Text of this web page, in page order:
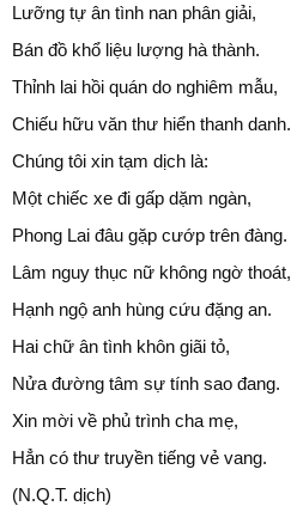
Lưỡng tự ân tình nan phân giải,
Bán đồ khổ liệu lượng hà thành.
Thỉnh lai hồi quán do nghiêm mẫu,
Chiếu hữu văn thư hiển thanh danh.
Chúng tôi xin tạm dịch là:
Một chiếc xe đi gấp dặm ngàn,
Phong Lai đâu gặp cướp trên đàng.
Lâm nguy thục nữ không ngờ thoát,
Hạnh ngộ anh hùng cứu đặng an.
Hai chữ ân tình khôn giãi tỏ,
Nửa đường tâm sự tính sao đang.
Xin mời về phủ trình cha mẹ,
Hẳn có thư truyền tiếng vẻ vang.
(N.Q.T. dịch)